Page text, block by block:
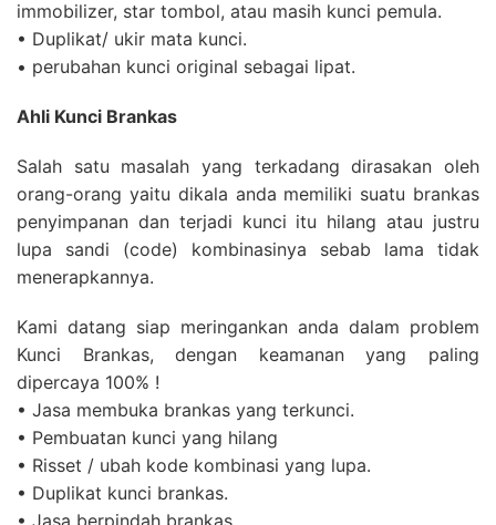
immobilizer, star tombol, atau masih kunci pemula.
• Duplikat/ ukir mata kunci.
• perubahan kunci original sebagai lipat.
Ahli Kunci Brankas
Salah satu masalah yang terkadang dirasakan oleh
orang-orang yaitu dikala anda memiliki suatu brankas
penyimpanan dan terjadi kunci itu hilang atau justru
lupa sandi (code) kombinasinya sebab lama tidak
menerapkannya.
Kami datang siap meringankan anda dalam problem
Kunci Brankas, dengan keamanan yang paling
dipercaya 100% !
• Jasa membuka brankas yang terkunci.
• Pembuatan kunci yang hilang
• Risset / ubah kode kombinasi yang lupa.
• Duplikat kunci brankas.